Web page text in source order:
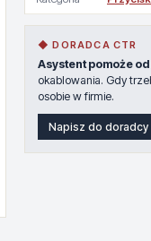
◆ DORADCA CTR
Asystent pomoże od
okablowania. Gdy
osobie w firmie.
Napisz do